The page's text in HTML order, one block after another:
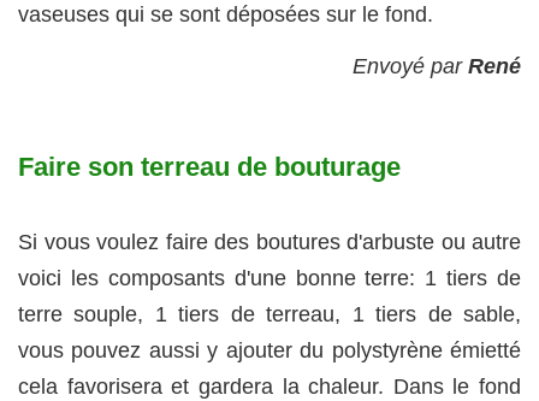
vaseuses qui se sont déposées sur le fond.
Envoyé par René
Faire son terreau de bouturage
Si vous voulez faire des boutures d'arbuste ou autre
voici les composants d'une bonne terre: 1 tiers de
terre souple, 1 tiers de terreau, 1 tiers de sable,
vous pouvez aussi y ajouter du polystyrène émietté
cela favorisera et gardera la chaleur. Dans le fond